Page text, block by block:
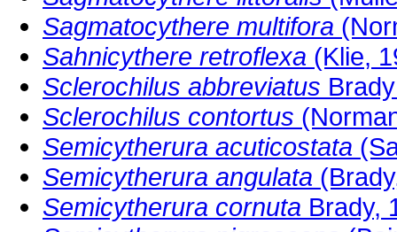
Sagmatocythere multifora
Sahnicythere retroflexa (Klie,
Sclerochilus abbreviatus
Sclerochilus contortus
Semicytherura acuticostata
Semicytherura angulata
Semicytherura cornuta Brady,